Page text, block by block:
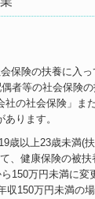
保険の扶養に入
者等の社会保険の
の社会保険」ま
ります。
歳以上23歳未満(
、健康保険の被
150万円未満に変
収150万円未満の